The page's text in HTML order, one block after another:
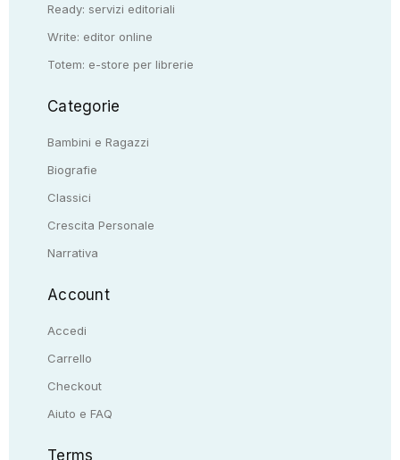
Ready: servizi editoriali
Write: editor online
Totem: e-store per librerie
Categorie
Bambini e Ragazzi
Biografie
Classici
Crescita Personale
Narrativa
Account
Accedi
Carrello
Checkout
Aiuto e FAQ
Terms